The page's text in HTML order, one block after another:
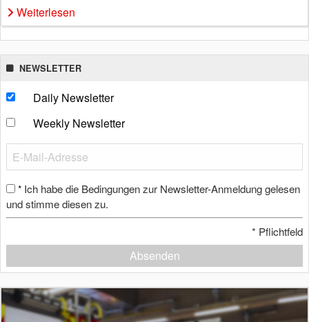
Weiterlesen
NEWSLETTER
Daily Newsletter
Weekly Newsletter
* Ich habe die Bedingungen zur Newsletter-Anmeldung gelesen
und stimme diesen zu.
* Pflichtfeld
Absenden